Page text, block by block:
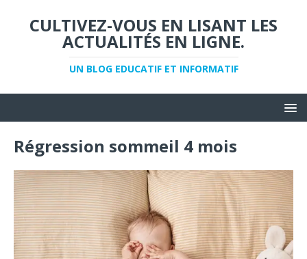
CULTIVEZ-VOUS EN LISANT LES
ACTUALITÉS EN LIGNE.
UN BLOG EDUCATIF ET INFORMATIF
Régression sommeil 4 mois